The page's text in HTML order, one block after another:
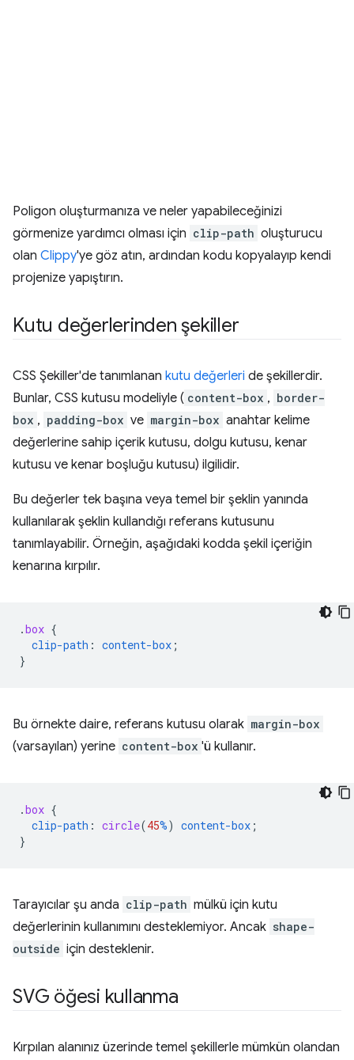
Poligon oluşturmanıza ve neler yapabileceğinizi
görmenize yardımcı olması için clip-path oluşturucu
olan Clippy'ye göz atın, ardından kodu kopyalayıp kendi
projenize yapıştırın.
Kutu değerlerinden şekiller
CSS Şekiller'de tanımlanan kutu değerleri de şekillerdir.
Bunlar, CSS kutusu modeliyle ( content-box , border-
box , padding-box ve margin-box anahtar kelime
değerlerine sahip içerik kutusu, dolgu kutusu, kenar
kutusu ve kenar boşluğu kutusu) ilgilidir.
Bu değerler tek başına veya temel bir şeklin yanında
kullanılarak şeklin kullandığı referans kutusunu
tanımlayabilir. Örneğin, aşağıdaki kodda şekil içeriğin
kenarına kırpılır.
.box {
clip-path : content-box ;
}
Bu örnekte daire, referans kutusu olarak margin-box
(varsayılan) yerine content-box 'ü kullanır.
.box {
clip-path : circle(45%) content-box ;
}
Tarayıcılar şu anda clip-path mülkü için kutu
değerlerinin kullanımını desteklemiyor. Ancak shape-
outside için desteklenir.
SVG öğesi kullanma
Kırpılan alanınız üzerinde temel şekillerle mümkün olandan